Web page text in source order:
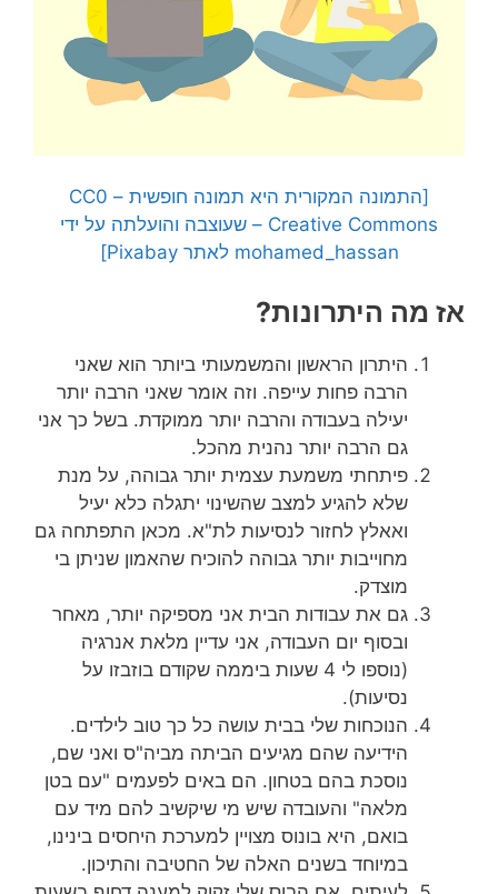
[התמונה המקורית היא תמונה חופשית – CC0
Creative Commons – שעוצבה והועלתה על ידי
mohamed_hassan לאתר Pixabay]
אז מה היתרונות?
היתרון הראשון והמשמעותי ביותר הוא שאני
הרבה פחות עייפה. וזה אומר שאני הרבה יותר
יעילה בעבודה והרבה יותר ממוקדת. בשל כך אני
גם הרבה יותר נהנית מהכל.
פיתחתי משמעת עצמית יותר גבוהה, על מנת
שלא להגיע למצב שהשינוי יתגלה כלא יעיל
ואאלץ לחזור לנסיעות לת"א. מכאן התפתחה גם
מחוייבות יותר גבוהה להוכיח שהאמון שניתן בי
מוצדק.
גם את עבודות הבית אני מספיקה יותר, מאחר
ובסוף יום העבודה, אני עדיין מלאת אנרגיה
(נוספו לי 4 שעות ביממה שקודם בוזבזו על
נסיעות).
הנוכחות שלי בבית עושה כל כך טוב לילדים.
הידיעה שהם מגיעים הביתה מביה"ס ואני שם,
נוסכת בהם בטחון. הם באים לפעמים "עם בטן
מלאה" והעובדה שיש מי שיקשיב להם מיד עם
בואם, היא בונוס מצויין למערכת היחסים בינינו,
במיוחד בשנים האלה של החטיבה והתיכון.